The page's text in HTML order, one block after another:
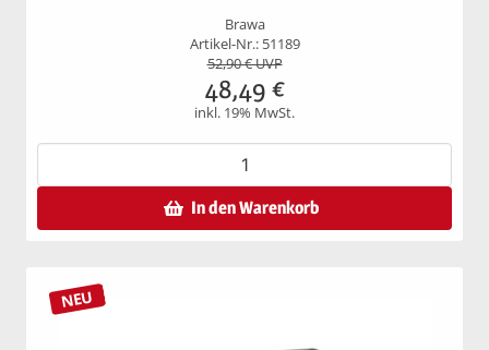
Brawa
Artikel-Nr.: 51189
52,90€ UVP
48,49 €
inkl. 19% MwSt.
In den Warenkorb
NEU